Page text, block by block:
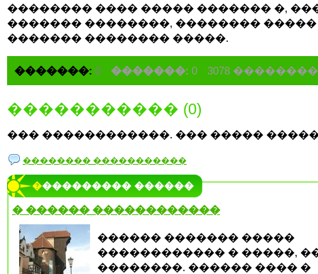
�������� ���� ����� ������� �,
������� ��������, �������� �����
������� �������� �����.
�������: 0 �������: 0 3078
����������� (0)
��� ������������. ��� �����
�������� �����������
���������� ������
� ������ ������������
������ ������� �����
������������ � �����,
��������. ������ ���� �